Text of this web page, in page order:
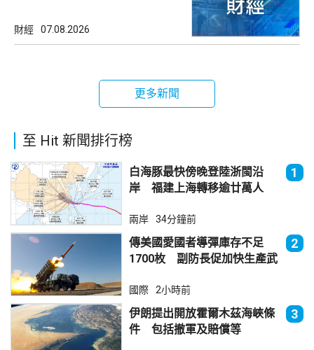
財經 07.08.2026
更多新聞
至 Hit 新聞排行榜
白海豚最快傍晚登陸浙閩沿
岸 福建上海轉移逾廿萬人
1
兩岸 34分鐘前
傳美國愛國者導彈庫存不足
1700枚 副防長促加快生產武
2
國際 2小時前
伊朗提出開放霍爾木茲海峽條
件 包括撤軍及賠償等
3